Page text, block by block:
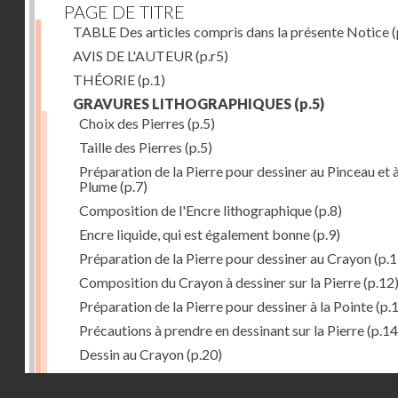
PAGE DE TITRE
TABLE Des articles compris dans la présente Notice
AVIS DE L'AUTEUR (p.r5)
THÉORIE(p.1)
GRAVURES LITHOGRAPHIQUES (p.5)
Choix des Pierres (p.5)
Taille des Pierres (p.5)
Préparation de la Pierre pour dessiner au Pinceau et
Plume(p.7)
Composition de l'Encre lithographique(p.8)
Encre liquide, qui est également bonne(p.9)
Préparation de la Pierre pour dessiner au Crayon
Composition du Crayon à dessiner sur la Pierre(p.12)
Préparation de la Pierre pour dessiner à la Pointe
Précautions à prendre en dessinant sur la Pierre
Dessin au Crayon(p.20)
Dessin à l'Encre(p.21)